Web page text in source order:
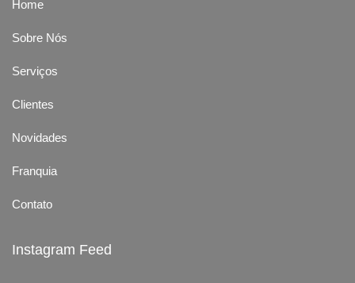
Home
Sobre Nós
Serviços
Clientes
Novidades
Franquia
Contato
Instagram Feed